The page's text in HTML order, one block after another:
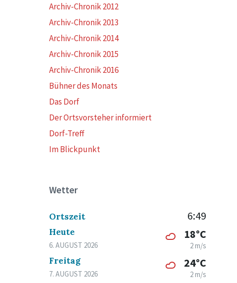
Archiv-Chronik 2012
Archiv-Chronik 2013
Archiv-Chronik 2014
Archiv-Chronik 2015
Archiv-Chronik 2016
Bühner des Monats
Das Dorf
Der Ortsvorsteher informiert
Dorf-Treff
Im Blickpunkt
Wetter
Ortszeit 6:49
Heute
6. AUGUST 2026
18°C
2 m/s
Freitag
7. AUGUST 2026
24°C
2 m/s